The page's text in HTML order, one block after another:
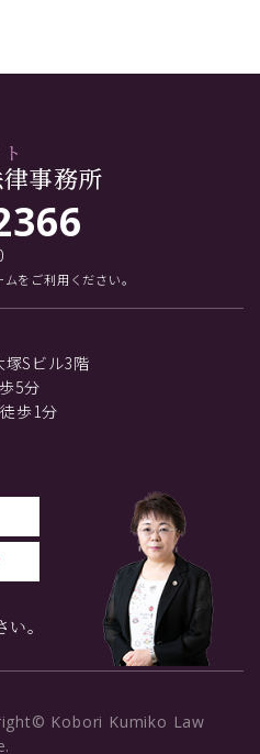
をご利用ください。
Sビル3階
5分
歩1分
。
Kobori Kumiko Law